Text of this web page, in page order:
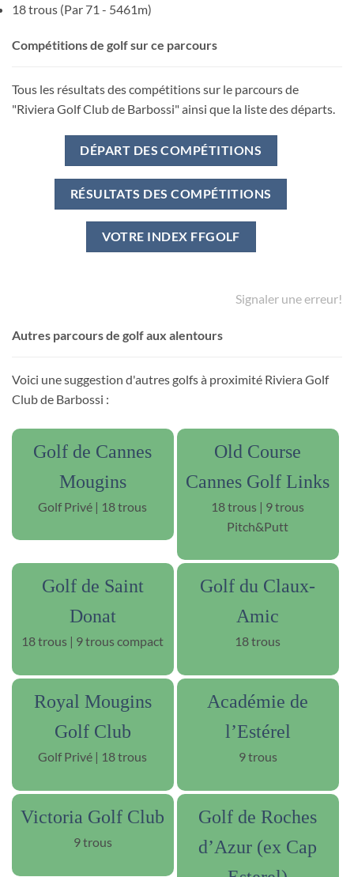
18 trous (Par 71 - 5461m)
Compétitions de golf sur ce parcours
Tous les résultats des compétitions sur le parcours de
"Riviera Golf Club de Barbossi" ainsi que la liste des départs.
DÉPART DES COMPÉTITIONS
RÉSULTATS DES COMPÉTITIONS
VOTRE INDEX FFGOLF
Signaler une erreur!
Autres parcours de golf aux alentours
Voici une suggestion d'autres golfs à proximité Riviera Golf
Club de Barbossi :
Golf de Cannes
Mougins
Golf Privé | 18 trous
Old Course
Cannes Golf Links
18 trous | 9 trous
Pitch&Putt
Golf de Saint
Donat
18 trous | 9 trous compact
Golf du Claux-
Amic
18 trous
Royal Mougins
Golf Club
Golf Privé | 18 trous
Académie de
l’Estérel
9 trous
Victoria Golf Club
9 trous
Golf de Roches
d’Azur (ex Cap